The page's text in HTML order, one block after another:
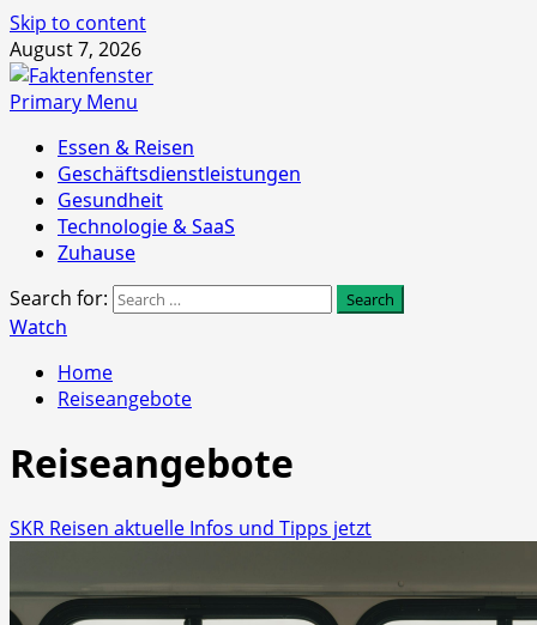
Skip to content
August 7, 2026
Primary Menu
Essen & Reisen
Geschäftsdienstleistungen
Gesundheit
Technologie & SaaS
Zuhause
Search for:
Watch
Home
Reiseangebote
Reiseangebote
SKR Reisen aktuelle Infos und Tipps jetzt